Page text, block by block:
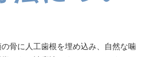
骨に人工歯根を埋め込み、自然な噛